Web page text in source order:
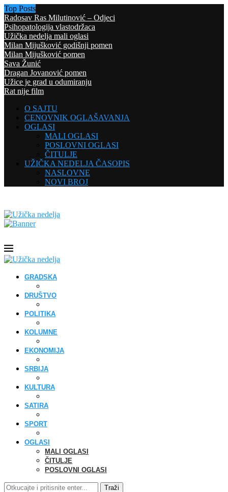
Top Posts
Radosav Ras Milutinović – Odjeci
Psihopatologija vlastodržaca
Užička nedelja mali oglasi
Milan Mijušković godišnji pomen
Milan Mijušković pomen
Sava Žunić
Dragan Jovanović pomen
Užice je grad u odumiranju
Rat nije film
O SAJTU
CENOVNIK OGLAŠAVANJA
OGLASI
MALI OGLASI
POSLOVNI OGLASI
ČITULJE
UŽIČKA NEDELJA ČASOPIS
NASLOVNE
NOVI BROJ
GRADSKA
DRUŠTVO
POLITIKA
KOLUMNE
EKONOMIJA
SRBIJA
KULTURA
SATIRA
SPORT
OGLASI
MALI OGLASI
ČITULJE
POSLOVNI OGLASI
Traži